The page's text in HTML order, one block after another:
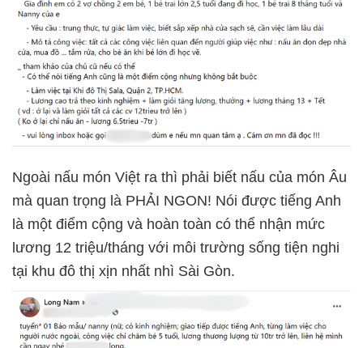
Ngoài nấu món Việt ra thì phải biết nấu của món Âu
mà quan trọng là PHẢI NGON! Nói được tiếng Anh
là một điểm cộng và hoàn toàn có thể nhận mức
lương 12 triệu/tháng với môi trường sống tiện nghi
tại khu đô thị xịn nhất nhì Sài Gòn.